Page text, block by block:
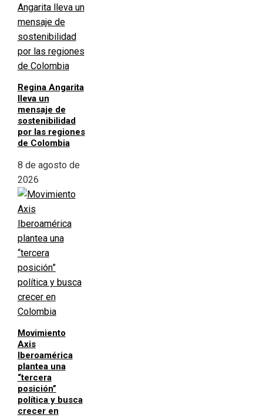
Regina Angarita
lleva un
mensaje de
sostenibilidad
por las regiones
de Colombia
8 de agosto de
2026
Movimiento
Axis
Iberoamérica
plantea una
“tercera
posición”
política y busca
crecer en